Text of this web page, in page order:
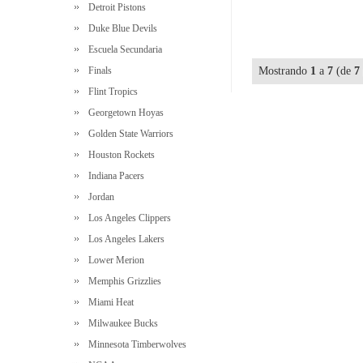
Detroit Pistons
Duke Blue Devils
Escuela Secundaria
Finals
Flint Tropics
Georgetown Hoyas
Golden State Warriors
Houston Rockets
Indiana Pacers
Jordan
Los Angeles Clippers
Los Angeles Lakers
Lower Merion
Memphis Grizzlies
Miami Heat
Milwaukee Bucks
Minnesota Timberwolves
Mostrando 1 a 7 (de 7